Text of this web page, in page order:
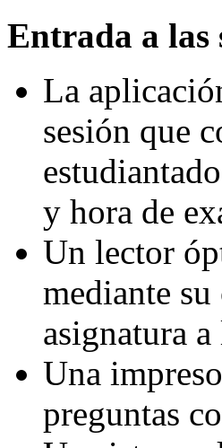
Entrada a las
La
sesión que
y hora de
Un lector
mediante
asignatura a
Una
preguntas